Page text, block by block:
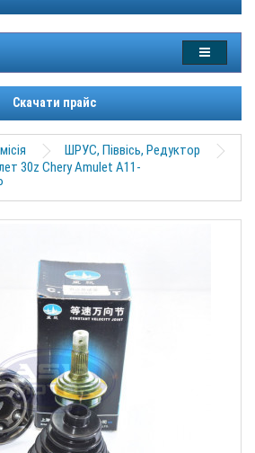
Скачати прайс
ШРУС, Піввісь, Редуктор
30z Chery Amulet A11-